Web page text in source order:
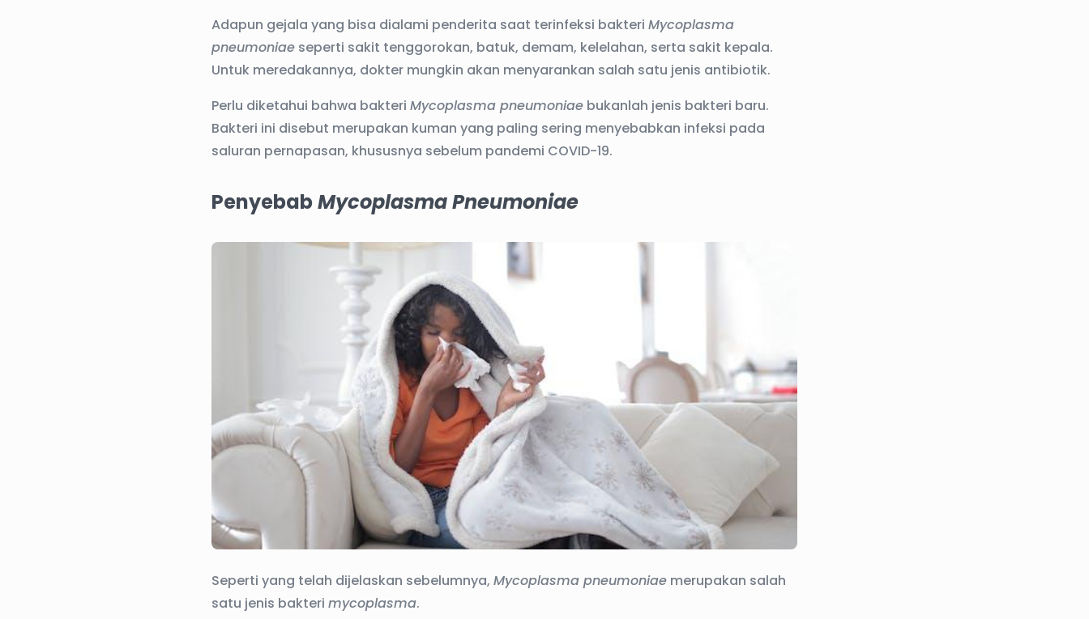
Adapun gejala yang bisa dialami penderita saat terinfeksi bakteri Mycoplasma
pneumoniaeseperti sakit tenggorokan, batuk, demam, kelelahan, serta sakit kepala.
Untuk meredakannya, dokter mungkin akan menyarankan salah satu jenis antibiotik.
Perlu diketahui bahwa bakteri Mycoplasma pneumoniaebukanlah jenis bakteri baru.
Bakteri ini disebut merupakan kuman yang paling sering menyebabkan infeksi pada
saluran pernapasan, khususnya sebelum pandemi COVID-19.
Penyebab Mycoplasma Pneumoniae
Seperti yang telah dijelaskan sebelumnya, Mycoplasma pneumoniaemerupakan salah
satu jenis bakteri mycoplasma.